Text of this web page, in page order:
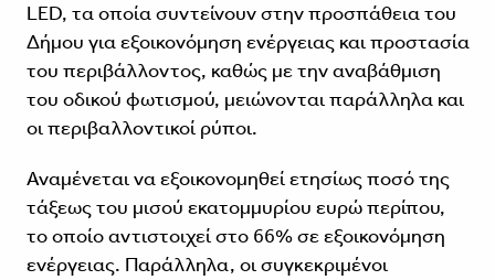
LED, τα οποία συντείνουν στην προσπάθεια του
Δήμου για εξοικονόμηση ενέργειας και προστασία
του περιβάλλοντος, καθώς με την αναβάθμιση
του οδικού φωτισμού, μειώνονται παράλληλα και
οι περιβαλλοντικοί ρύποι.
Αναμένεται να εξοικονομηθεί ετησίως ποσό της
τάξεως του μισού εκατομμυρίου ευρώ περίπου,
το οποίο αντιστοιχεί στο 66% σε εξοικονόμηση
ενέργειας. Παράλληλα, οι συγκεκριμένοι